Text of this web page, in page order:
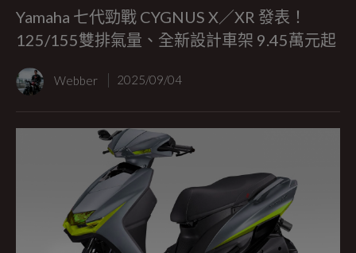
Yamaha 七代勁戰 CYGNUS X／XR 發表！
125/155雙排氣量、全新設計車架 9.45萬元起
Webber 2025/09/04